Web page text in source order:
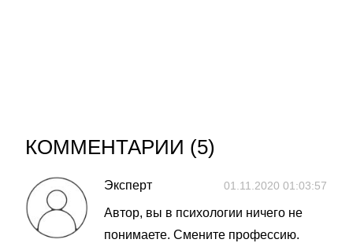
КОММЕНТАРИИ (5)
Эксперт 01.11.2020 01:03:57
Автор, вы в психологии ничего не
понимаете. Смените профессию.